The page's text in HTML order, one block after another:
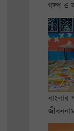
গল্প ও
বাংলার